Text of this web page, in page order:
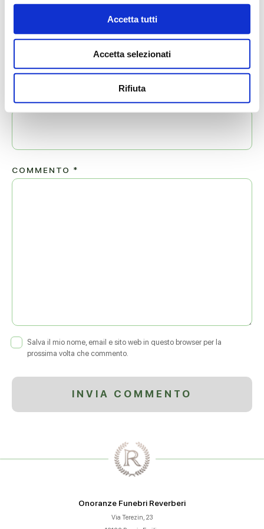
Accetta tutti
Accetta selezionati
Rifiuta
Il tuo indirizzo email non sarà pubblicato.
COMMENTO *
NOME
EMAIL*
Salva il mio nome, email e sito web in questo browser per la
prossima volta che commento.
Onoranze Funebri Reverberi
Via Terezin, 23